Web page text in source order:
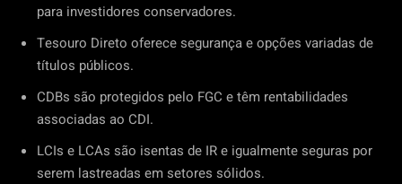
para investidores conservadores.
Tesouro Direto oferece segurança e opções variadas de
títulos públicos.
CDBs são protegidos pelo FGC e têm rentabilidades
associadas ao CDI.
LCIs e LCAs são isentas de IR e igualmente seguras por
serem lastreadas em setores sólidos.